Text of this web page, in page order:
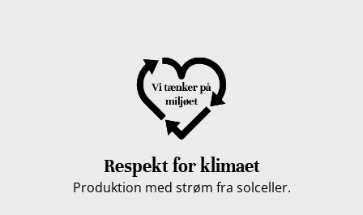
Respekt for klimaet
Produktion med strøm fra solceller.